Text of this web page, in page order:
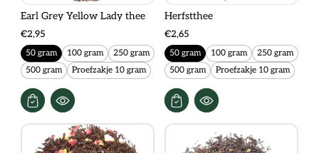
Earl Grey Yellow Lady thee
€2,95
50 gram 100 gram
250 gram
500 gram
Proefzakje 10 gram
Herfstthee
€2,65
50 gram 100 gram
250 gram
500 gram
Proefzakje 10 gram